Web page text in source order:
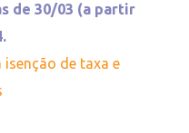
de 30/03 (a partir
isenção de taxa e